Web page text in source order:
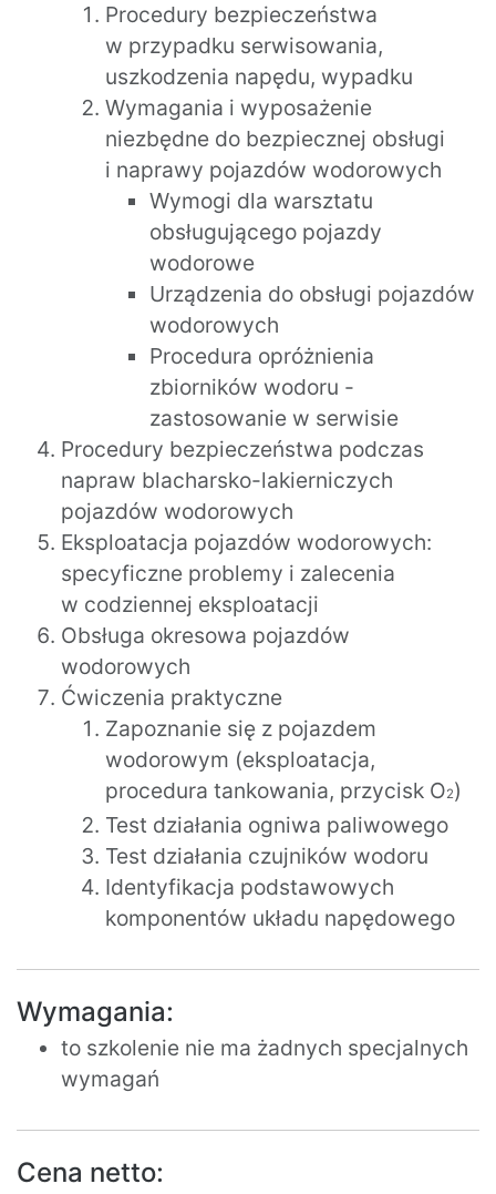
Procedury bezpieczeństwa
w przypadku serwisowania,
uszkodzenia napędu, wypadku
Wymagania i wyposażenie
niezbędne do bezpiecznej obsługi
i naprawy pojazdów wodorowych
Wymogi dla warsztatu
obsługującego pojazdy
wodorowe
Urządzenia do obsługi pojazdów
wodorowych
Procedura opróżnienia
zbiorników wodoru -
zastosowanie w serwisie
Procedury bezpieczeństwa podczas
napraw blacharsko-lakierniczych
pojazdów wodorowych
Eksploatacja pojazdów wodorowych:
specyficzne problemy i zalecenia
w codziennej eksploatacji
Obsługa okresowa pojazdów
wodorowych
Ćwiczenia praktyczne
Zapoznanie się z pojazdem
wodorowym (eksploatacja,
procedura tankowania, przycisk O2)
Test działania ogniwa paliwowego
Test działania czujników wodoru
Identyfikacja podstawowych
komponentów układu napędowego
Wymagania:
to szkolenie nie ma żadnych specjalnych
wymagań
Cena netto: